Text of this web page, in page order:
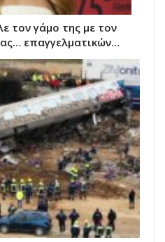
τον γάμο της με τον
επαγγελματικών…